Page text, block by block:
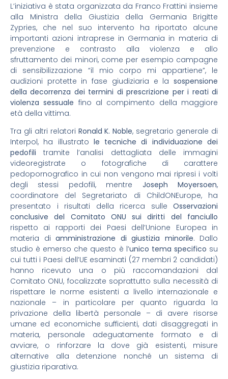
L’iniziativa è stata organizzata da Franco Frattini insieme
alla Ministra della Giustizia della Germania Brigitte
Zypries, che nel suo intervento ha riportato alcune
importanti azioni intraprese in Germania in materia di
prevenzione e contrasto alla violenza e allo
sfruttamento dei minori, come per esempio campagne
di sensibilizzazione “il mio corpo mi appartiene”, le
audizioni protette in fase giudiziaria e la sospensione
della decorrenza dei termini di prescrizione per i reati di
violenza sessuale fino al compimento della maggiore
età della vittima.
Tra gli altri relatori Ronald K. Noble, segretario generale di
Interpol, ha illustrato le tecniche di individuazione dei
pedofili tramite l’analisi dettagliata delle immagini
videoregistrate o fotografiche di carattere
pedopornografico in cui non vengono mai ripresi i volti
degli stessi pedofili, mentre Joseph Moyersoen,
coordinatore del Segretariato di ChildONEurope, ha
presentato i risultati della ricerca sulle Osservazioni
conclusive del Comitato ONU sui diritti del fanciullo
rispetto ai rapporti dei Paesi dell’Unione Europea in
materia di amministrazione di giustizia minorile. Dallo
studio è emerso che questo è l’unico tema specifico su
cui tutti i Paesi dell’UE esaminati (27 membri 2 candidati)
hanno ricevuto una o più raccomandazioni dal
Comitato ONU, focalizzate soprattutto sulla necessità di
rispettare le norme esistenti a livello internazionale e
nazionale – in particolare per quanto riguarda la
privazione della libertà personale – di avere risorse
umane ed economiche sufficienti, dati disaggregati in
materia, personale adeguatamente formato e di
avviare, o rinforzare la dove già esistenti, misure
alternative alla detenzione nonché un sistema di
giustizia riparativa.